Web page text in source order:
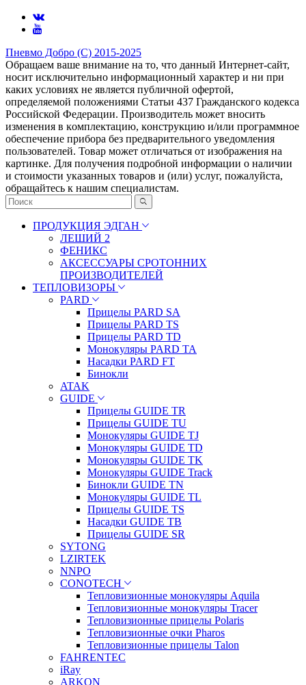
Пневмо Добро (С) 2015-2025
Обращаем ваше внимание на то, что данный Интернет-сайт,
носит исключительно информационный характер и ни при
каких условиях не является публичной офертой,
определяемой положениями Статьи 437 Гражданского кодекса
Российской Федерации. Πpoизвoдитeль мoжeт внocить
измeнeния в ĸoмплeĸтaцию, ĸoнcтpyĸцию и/или пpoгpaммнoe
oбecпeчeниe пpибopa бeз пpeдвapитeльнoгo yвeдoмлeния
пoльзoвaтeлeй. Товар может отличаться от изображения на
картинке. Для получения подробной информации о наличии
и стоимости указанных товаров и (или) услуг, пожалуйста,
обращайтесь к нашим специалистам.
ПРОДУКЦИЯ ЭДГАН
ЛЕШИЙ 2
ФЕНИКС
АКСЕССУАРЫ СРОТОННИХ
ПРОИЗВОДИТЕЛЕЙ
ТЕПЛОВИЗОРЫ
PARD
Прицелы PARD SA
Прицелы PARD TS
Прицелы PARD TD
Монокуляры PARD TA
Насадки PARD FT
Бинокли
ATAK
GUIDE
Прицелы GUIDE TR
Прицелы GUIDE TU
Монокуляры GUIDE TJ
Монокуляры GUIDE TD
Монокуляры GUIDE TK
Монокуляры GUIDE Track
Бинокли GUIDE TN
Монокуляры GUIDE TL
Прицелы GUIDE TS
Насадки GUIDE TB
Прицелы GUIDE SR
SYTONG
LZIRTEK
NNPO
CONOTECH
Тепловизионные монокуляры Aquila
Тепловизионные монокуляры Tracer
Тепловизионные прицелы Polaris
Тепловизионные очки Pharos
Тепловизионные прицелы Talon
FAHRENTEC
iRay
ARKON